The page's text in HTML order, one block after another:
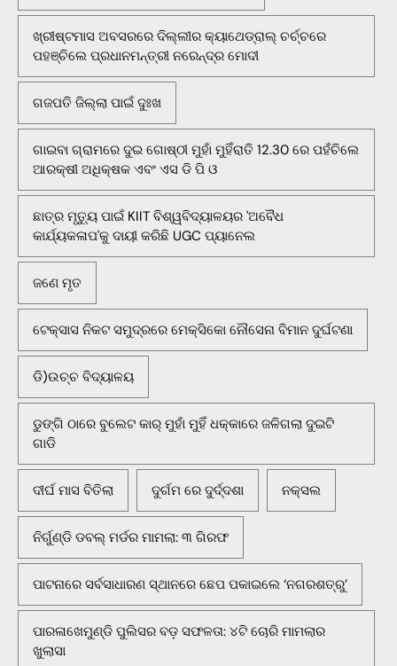
ଖ୍ରୀଷ୍ଟମାସ ଅବସରରେ ଦିଲ୍ଲୀର କ୍ୟାଥେଡ୍ରାଲ୍ ଚର୍ଚ୍ଚରେ
ପହଞ୍ଚିଲେ ପ୍ରଧାନମନ୍ତ୍ରୀ ନରେନ୍ଦ୍ର ମୋଦୀ
ଗଜପତି ଜିଲ୍ଲା ପାଇଁ ଦୁଃଖ
ଗାଇବା ଗ୍ରାମରେ ଦୁଇ ଗୋଷ୍ଠୀ ମୁହାଁ ମୁହିଁରାତି 12.30 ରେ ପହଁଚିଲେ
ଆରକ୍ଷୀ ଅଧିକ୍ଷକ ଏବଂ ଏସ ଡି ପି ଓ
ଛାତ୍ର ମୃତ୍ୟୁ ପାଇଁ KIIT ବିଶ୍ୱବିଦ୍ୟାଳୟର 'ଅବୈଧ
କାର୍ଯ୍ୟକଳାପ'କୁ ଦାୟୀ କରିଛି UGC ପ୍ୟାନେଲ
ଜଣେ ମୃତ
ଟେକ୍ସାସ ନିକଟ ସମୁଦ୍ରରେ ମେକ୍ସିକୋ ନୌସେନା ବିମାନ ଦୁର୍ଘଟଣା
ଡି)ଉଚ୍ଚ ବିଦ୍ୟାଳୟ
ଡୁଙ୍ଗି ଠାରେ ବୁଲେଟ କାର୍ ମୁହାଁ ମୁହିଁ ଧକ୍କାରେ ଜଳିଗଲା ଦୁଇଟି
ଗାଡି
ଦୀର୍ଘ ମାସ ବିତିଲା ଦୁର୍ଗମ ରେ ଦୁର୍ଦ୍ଦଶା ନକ୍ସଲ
ନିର୍ଗୁଣ୍ଡି ଡବଲ୍ ମର୍ଡର ମାମଲା: ୩ ଗିରଫ
ପାଟନାରେ ସର୍ବସାଧାରଣ ସ୍ଥାନରେ ଛେପ ପକାଇଲେ ‘ନଗରଶତ୍ରୁ’
ପାରଳାଖେମୁଣ୍ଡି ପୁଲିସର ବଡ଼ ସଫଳତା: ୪ଟି ଚୋରି ମାମଲାର
ଖୁଲାସା